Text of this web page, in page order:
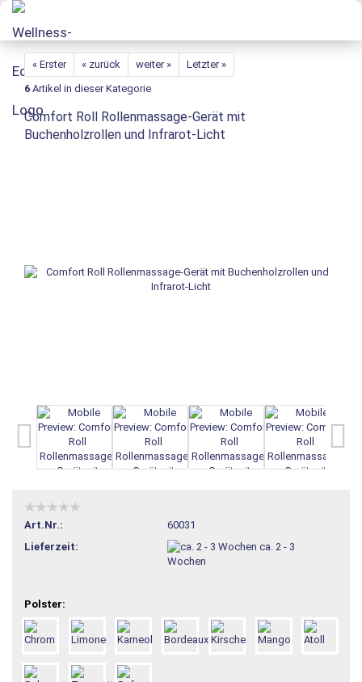
« Erster « zurück weiter »
Letzter »
6 Artikel in dieser Kategorie
Comfort Roll Rollenmassage-Gerät mit
Buchenholzrollen und Infrarot-Licht
Art.Nr.:
60031
Lieferzeit:
ca. 2 - 3
Wochen
Polster: